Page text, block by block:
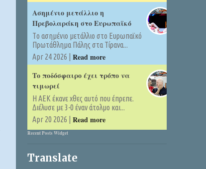
Ασημένιο μετάλλιο η
Πρεβολαράκη στο Ευρωπαϊκό
Tο ασημένιο μετάλλιο στο Ευρωπαϊκό
Πρωτάθλημα Πάλης στα Τίρανα...
Apr 24 2026 | Read more
Το ποδόσφαιρο έχει τρόπο να
τιμωρεί
Η ΑΕΚ έκανε χθες αυτό που έπρεπε.
Διέλυσε με 3-0 έναν άτολμο και...
Apr 20 2026 | Read more
Recent Posts Widget
Translate